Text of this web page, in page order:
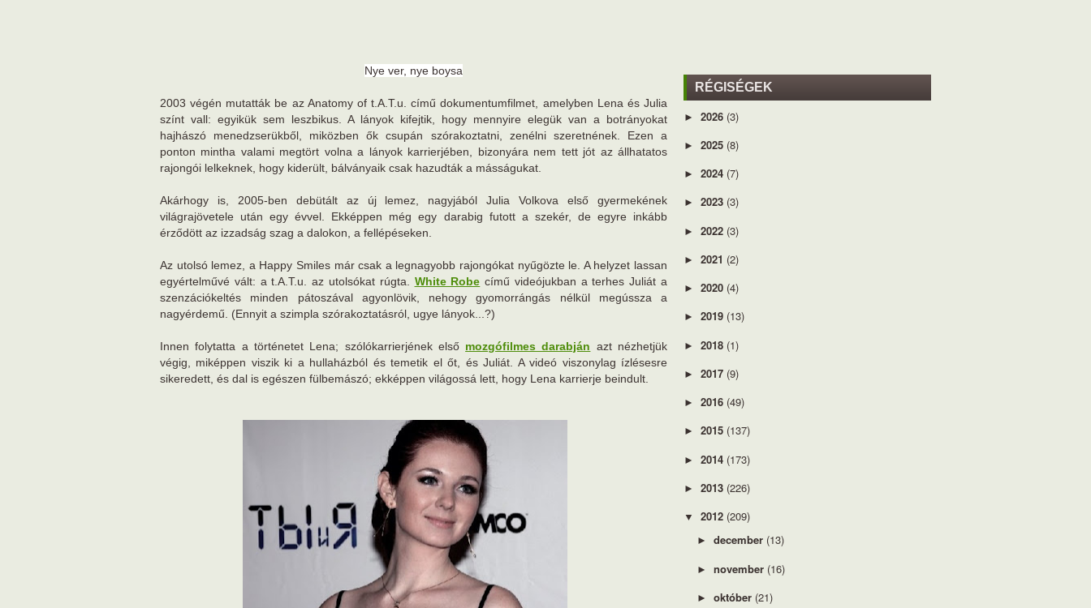
Nye ver, nye boysa
2003 végén mutatták be az Anatomy of t.A.T.u. című dokumentumfilmet, amelyben Lena és Julia
színt vall: egyikük sem leszbikus. A lányok kifejtik, hogy mennyire elegük van a botrányokat
hajhászó menedzserükből, miközben ők csupán szórakoztatni, zenélni szeretnének. Ezen a
ponton mintha valami megtört volna a lányok karrierjében, bizonyára nem tett jót az állhatatos
rajongói lelkeknek, hogy kiderült, bálványaik csak hazudták a másságukat.
Akárhogy is, 2005-ben debütált az új lemez, nagyjából Julia Volkova első gyermekének
világrajövetele után egy évvel. Ekképpen még egy darabig futott a szekér, de egyre inkább
érződött az izzadság szag a dalokon, a fellépéseken.
Az utolsó lemez, a Happy Smiles már csak a legnagyobb rajongókat nyűgözte le. A helyzet lassan
egyértelművé vált: a t.A.T.u. az utolsókat rúgta. White Robe című videójukban a terhes Juliát a
szenzációkeltés minden pátoszával agyonlövik, nehogy gyomorrángás nélkül megússza a
nagyérdemű. (Ennyit a szimpla szórakoztatásról, ugye lányok...?)
Innen folytatta a történetet Lena; szólókarrierjének első mozgófilmes darabján azt nézhetjük
végig, miképpen viszik ki a hullaházból és temetik el őt, és Juliát. A videó viszonylag ízlésesre
sikeredett, és dal is egészen fülbemászó; ekképpen világossá lett, hogy Lena karrierje beindult.
RÉGISÉGEK
► 2026 (3)
► 2025 (8)
► 2024 (7)
► 2023 (3)
► 2022 (3)
► 2021 (2)
► 2020 (4)
► 2019 (13)
► 2018 (1)
► 2017 (9)
► 2016 (49)
► 2015 (137)
► 2014 (173)
► 2013 (226)
▼ 2012 (209)
► december (13)
► november (16)
► október (21)